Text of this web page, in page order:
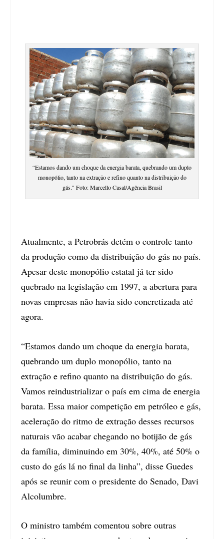
“Estamos dando um choque da energia barata, quebrando um duplo
monopólio, tanto na extração e refino quanto na distribuição do
gás." Foto: Marcello Casal/Agência Brasil
Atualmente, a Petrobrás detém o controle tanto
da produção como da distribuição do gás no país.
Apesar deste monopólio estatal já ter sido
quebrado na legislação em 1997, a abertura para
novas empresas não havia sido concretizada até
agora.
“Estamos dando um choque da energia barata,
quebrando um duplo monopólio, tanto na
extração e refino quanto na distribuição do gás.
Vamos reindustrializar o país em cima de energia
barata. Essa maior competição em petróleo e gás,
aceleração do ritmo de extração desses recursos
naturais vão acabar chegando no botijão de gás
da família, diminuindo em 30%, 40%, até 50% o
custo do gás lá no final da linha”, disse Guedes
após se reunir com o presidente do Senado, Davi
Alcolumbre.
O ministro também comentou sobre outras